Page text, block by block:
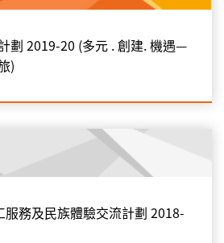
劃 2019-20 (多元 . 創建. 機遇—
)
務及民族體驗交流計劃 2018-